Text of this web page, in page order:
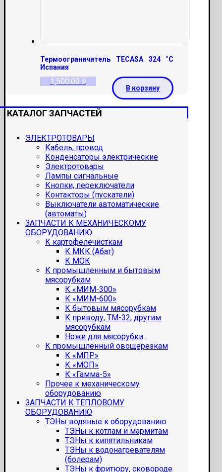
Термоограничитель TECASA 324 °С
Испания
1,500.00 Р
В корзину
КАТАЛОГ ЗАПЧАСТЕЙ
ЭЛЕКТРОТОВАРЫ
Кабель, провод
Конденсаторы электрические
Электротовары
Лампы сигнальные
Кнопки, переключатели
Контакторы (пускатели)
Выключатели автоматические
(автоматы)
ЗАПЧАСТИ К МЕХАНИЧЕСКОМУ
ОБОРУДОВАНИЮ
К картофелечисткам
К МКК (Абат)
К МОК
К промышленным и бытовым
мясорубкам
К «МИМ-300»
К «МИМ-600»
К бытовым мясорубкам
К приводу, ТМ-32, другим
мясорубкам
Ножи для мясорубки
К промышленный овощерезкам
К «МПР»
К «МОП»
К «Гамма-5»
Прочее к механическому
оборудованию
ЗАПЧАСТИ К ТЕПЛОВОМУ
ОБОРУДОВАНИЮ
ТЭНы водяные к оборудованию
ТЭНы к котлам и мармитам
ТЭНы к кипятильникам
ТЭНы к водонагревателям
(болерам)
ТЭНы к фритюру, сковороде